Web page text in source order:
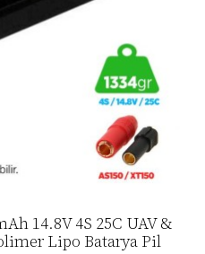
14.8V 4S 25C UAV &
Lipo Batarya Pil